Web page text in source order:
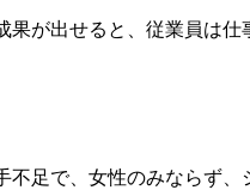
果が出せると、従業員は仕
不足で、女性のみならず